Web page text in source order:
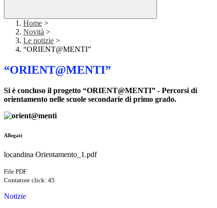
Home >
Novità >
Le notizie >
“ORIENT@MENTI”
“ORIENT@MENTI”
Si è concluso il progetto “ORIENT@MENTI” - Percorsi di
orientamento nelle scuole secondarie di primo grado.
Allegati
locandina Orientamento_1.pdf
File PDF
Contatore click: 45
Notizie